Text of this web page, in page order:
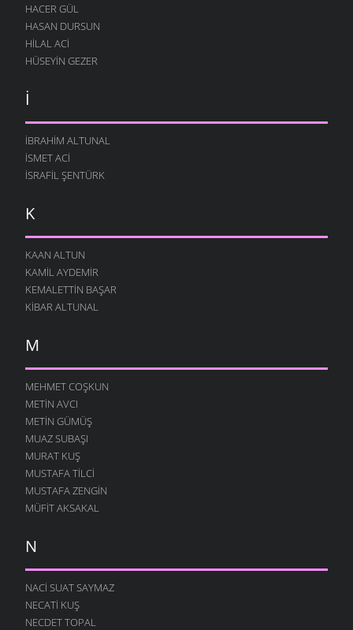
HACER GÜL
HASAN DURSUN
HILAL ACI
HÜSEYIN GEZER
İ
İBRAHIM ALTUNAL
İSMET ACI
İSRAFIL ŞENTÜRK
K
KAAN ALTUN
KAMIL AYDEMIR
KEMALETTIN BAŞAR
KIBAR ALTUNAL
M
MEHMET COŞKUN
METIN AVCI
METIN GÜMÜŞ
MUAZ SUBAŞI
MURAT KUŞ
MUSTAFA TILCI
MUSTAFA ZENGIN
MÜFIT AKSAKAL
N
NACI SUAT SAYMAZ
NECATI KUŞ
NECDET TOPAL